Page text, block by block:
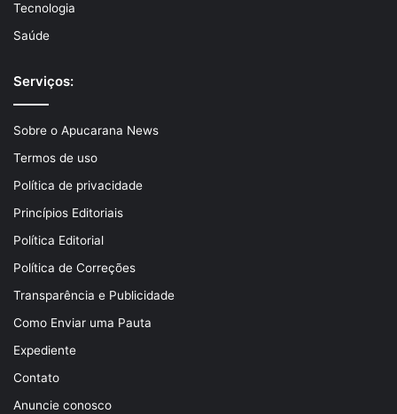
Tecnologia
Saúde
Serviços:
Sobre o Apucarana News
Termos de uso
Política de privacidade
Princípios Editoriais
Política Editorial
Política de Correções
Transparência e Publicidade
Como Enviar uma Pauta
Expediente
Contato
Anuncie conosco